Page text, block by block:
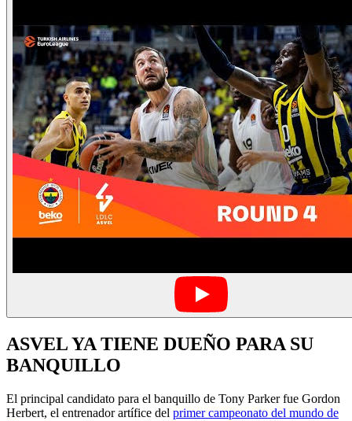
ASVEL YA TIENE DUEÑO PARA SU
BANQUILLO
El principal candidato para el banquillo de Tony Parker fue Gordon
Herbert, el entrenador artífice del primer campeonato del mundo de